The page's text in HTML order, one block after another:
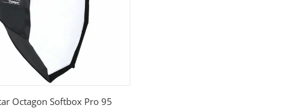
Octagon Softbox Pro 95